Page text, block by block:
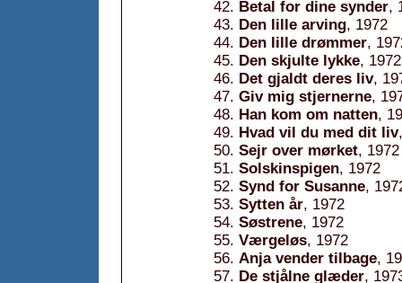
Betal for dine synder,
Den lille arving, 1972
Den lille drømmer,
Den skjulte lykke, 1972
Det gjaldt deres liv,
Giv mig stjernerne,
Han kom om natten,
Hvad vil du med dit liv
Sejr over mørket, 1972
Solskinspigen, 1972
Synd for Susanne,
Sytten år, 1972
Søstrene, 1972
Værgeløs, 1972
Anja vender tilbage,
De stjålne glæder,